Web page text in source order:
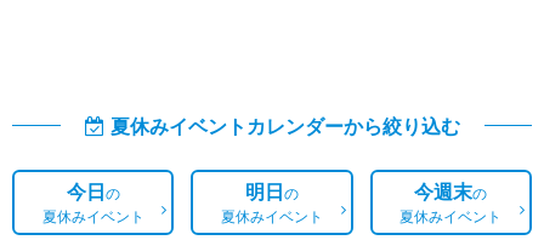
夏休みイベントカレンダーから絞り込む
今日の
夏休みイベント
明日の
夏休みイベント
今週末の
夏休みイベント